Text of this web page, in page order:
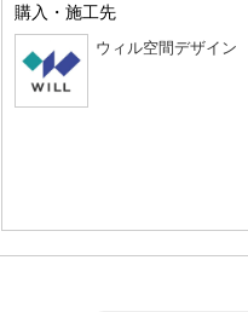
購入・施工先
ウィル空間デザイン